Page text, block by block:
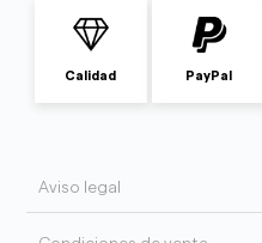
Calidad PayPal
Aviso legal